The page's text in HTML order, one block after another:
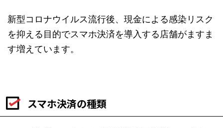
新型コロナウイルス流行後、現金による感染リスク
を抑える目的でスマホ決済を導入する店舗がますま
す増えています。
スマホ決済の種類